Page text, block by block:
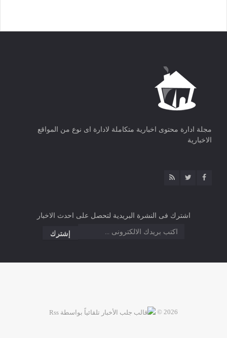
مجلة ادارة محتوى اخبارية متكاملة لادارة اى نوع من المواقع
الاخبارية
اشترك فى النشرة البريدية لتحصل على احدث الاخبار
2026 ©